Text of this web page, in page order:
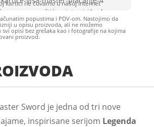
kartici ne čuvamo u našoj internet
se unose na zaštićenoj stranici banke.
popustima i PDV-om. Nastojimo da
u opisu proizvoda, ali ne možemo
svi opisi bez grešaka kao i fotografije na kojima
proizvod.
Sword je jedna od tri nove
inspirisane serijom Legenda